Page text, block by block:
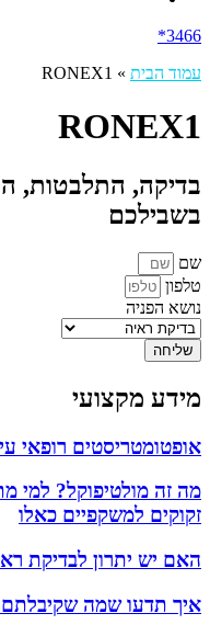
3466*
עמוד הבית »
RONEX1
RONEX1
בדיקה, התלבטות,
בשבילכם
שם
טלפון
נושא הפניה
שליחה
מידע מקצועי
אופטומטריסטים רופאי
מה זה מולטיפוקל?
זקוקים למשקפיים כאלו
האם יש יתרון לבדיקת
איך תדעו שמה